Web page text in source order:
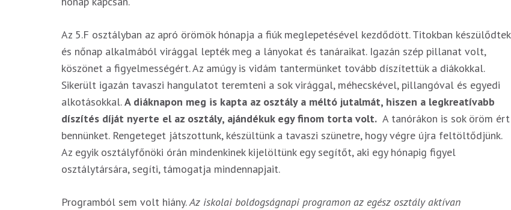
Az 5.F osztályban az apró örömök hónapja a fiúk meglepetésével kezdődött. Titokban készülődtek
és nőnap alkalmából virággal lepték meg a lányokat és tanáraikat. Igazán szép pillanat volt,
köszönet a figyelmességért. Az amúgy is vidám tantermünket tovább díszítettük a diákokkal.
Sikerült igazán tavaszi hangulatot teremteni a sok virággal, méhecskével, pillangóval és egyedi
alkotásokkal.A diáknapon meg is kapta az osztály a méltó jutalmát, hiszen a legkreatívabb
díszítés díját nyerte el az osztály, ajándékuk egy finom torta volt. A tanórákon is sok öröm ért
bennünket. Rengeteget játszottunk, készültünk a tavaszi szünetre, hogy végre újra feltöltődjünk.
Az egyik osztályfőnöki órán mindenkinek kijelöltünk egy segítőt, aki egy hónapig figyel
osztálytársára, segíti, támogatja mindennapjait.
Programból sem volt hiány.Az iskolai boldogságnapi programon az egész osztály aktívan